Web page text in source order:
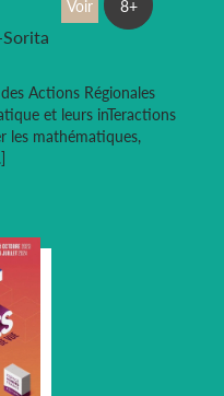
Sorita
Actions Régionales
et leurs inTeractions
les mathématiques,
Voir 8+